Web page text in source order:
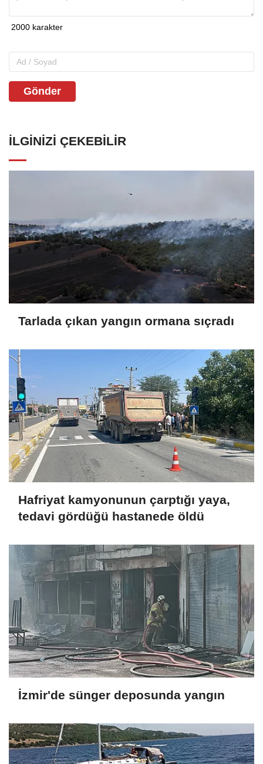
Gönder
İLGINIZI ÇEKEBILIR
Tarlada çıkan yangın ormana sıçradı
Hafriyat kamyonunun çarptığı yaya,
tedavi gördüğü hastanede öldü
İzmir'de sünger deposunda yangın